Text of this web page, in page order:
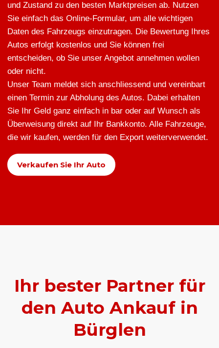
und Zustand zu den besten Marktpreisen ab. Nutzen
Sie einfach das Online-Formular, um alle wichtigen
Daten des Fahrzeugs einzutragen. Die Bewertung Ihres
Autos erfolgt kostenlos und Sie können frei
entscheiden, ob Sie unser Angebot annehmen wollen
oder nicht.
Unser Team meldet sich anschliessend und vereinbart
einen Termin zur Abholung des Autos. Dabei erhalten
Sie Ihr Geld ganz einfach in bar oder auf Wunsch als
Überweisung direkt auf Ihr Bankkonto. Alle Fahrzeuge,
die wir kaufen, werden für den Export weiterverwendet.
Verkaufen Sie Ihr Auto
Ihr bester Partner für
den Auto Ankauf in
Bürglen